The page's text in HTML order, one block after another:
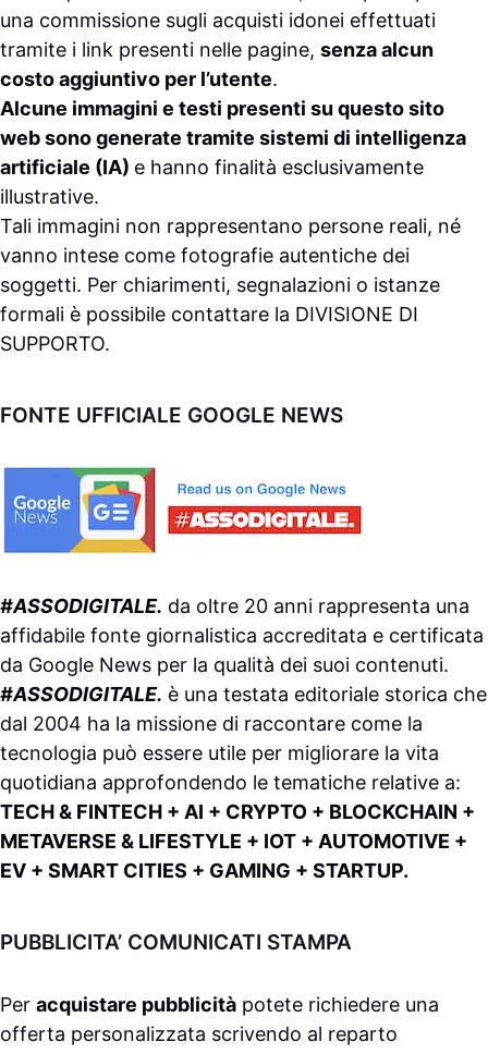
una commissione sugli acquisti idonei effettuati
tramite i link presenti nelle pagine, senza alcun
costo aggiuntivo per l’utente.
Alcune immagini e testi presenti su questo sito
web sono generate tramite sistemi di intelligenza
artificiale (IA) e hanno finalità esclusivamente
illustrative.
Tali immagini non rappresentano persone reali, né
vanno intese come fotografie autentiche dei
soggetti. Per chiarimenti, segnalazioni o istanze
formali è possibile contattare la DIVISIONE DI
SUPPORTO.
FONTE UFFICIALE GOOGLE NEWS
#ASSODIGITALE. da oltre 20 anni rappresenta una
affidabile fonte giornalistica accreditata e certificata
da Google News per la qualità dei suoi contenuti.
#ASSODIGITALE. è una testata editoriale storica che
dal 2004 ha la missione di raccontare come la
tecnologia può essere utile per migliorare la vita
quotidiana approfondendo le tematiche relative a:
TECH & FINTECH + AI + CRYPTO + BLOCKCHAIN +
METAVERSE & LIFESTYLE + IOT + AUTOMOTIVE +
EV + SMART CITIES + GAMING + STARTUP.
PUBBLICITA’ COMUNICATI STAMPA
Per acquistare pubblicità potete richiedere una
offerta personalizzata scrivendo al reparto